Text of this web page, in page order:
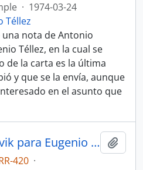
· 1974-03-24
Téllez
nota de Antonio
Téllez, en la cual se
de la carta es la última
y que se la envía, aunque
en el asunto que
Carta de Anne Breivik para Eugenio Téllez.
420 ·